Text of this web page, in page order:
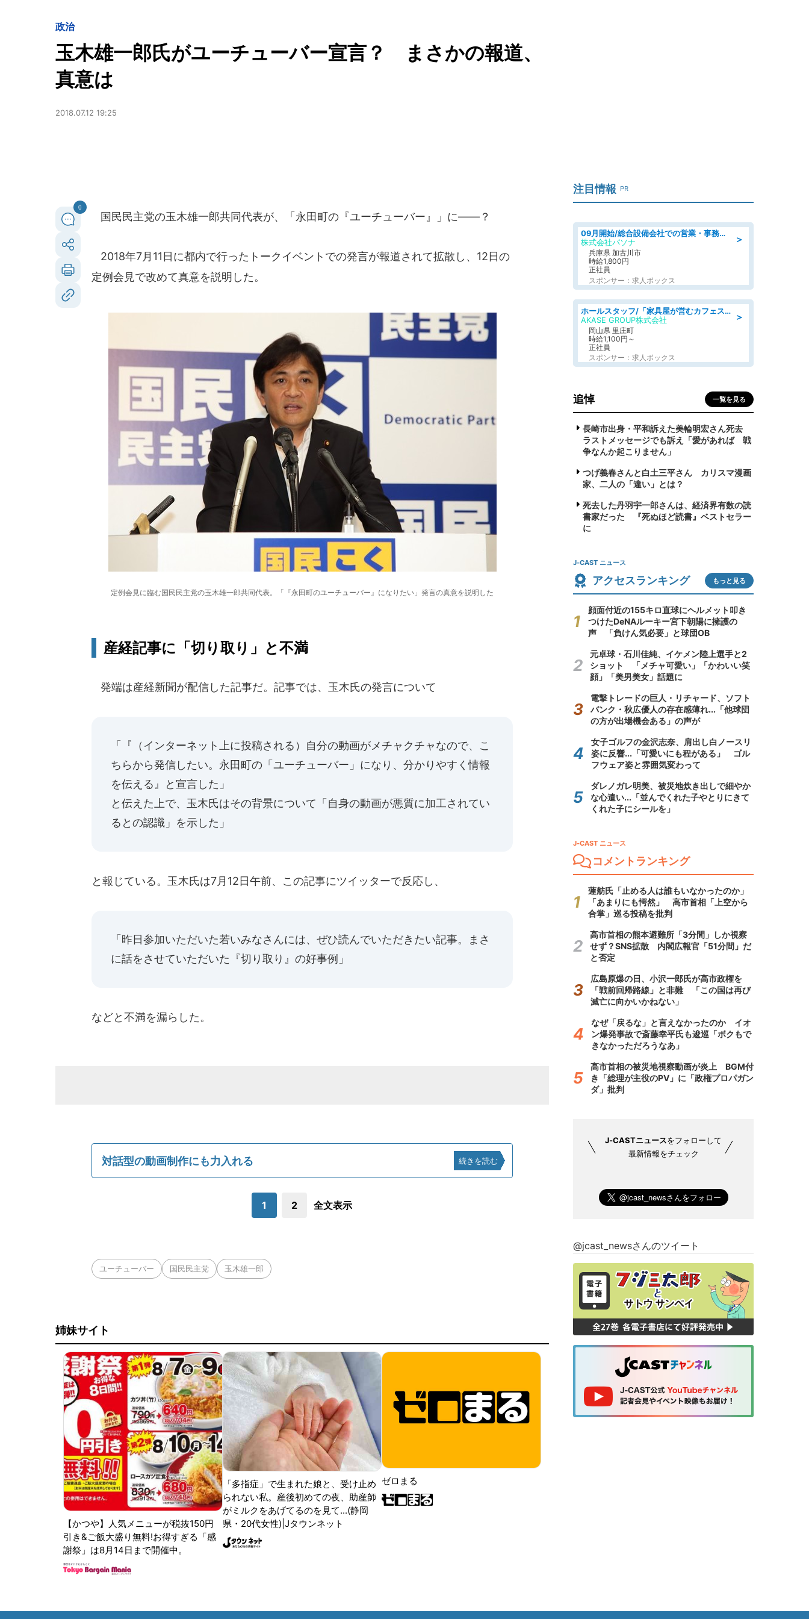
政治
玉木雄一郎氏がユーチューバー宣言？ まさかの報道、
真意は
2018.07.12 19:25
0
国民民主党の玉木雄一郎共同代表が、「永田町の『ユーチューバー』」に――？
2018年7月11日に都内で行ったトークイベントでの発言が報道されて拡散し、12日の
定例会見で改めて真意を説明した。
定例会見に臨む国民民主党の玉木雄一郎共同代表。「『永田町のユーチューバー』になりたい」発言の真意を説明した
産経記事に「切り取り」と不満
発端は産経新聞が配信した記事だ。記事では、玉木氏の発言について
「『（インターネット上に投稿される）自分の動画がメチャクチャなので、こ
ちらから発信したい。永田町の「ユーチューバー」になり、分かりやすく情報
を伝える』と宣言した」
と伝えた上で、玉木氏はその背景について「自身の動画が悪質に加工されてい
るとの認識」を示した」
と報じている。玉木氏は7月12日午前、この記事にツイッターで反応し、
「昨日参加いただいた若いみなさんには、ぜひ読んでいただきたい記事。まさ
に話をさせていただいた『切り取り』の好事例」
などと不満を漏らした。
対話型の動画制作にも力入れる 続きを読む
1 2 全文表示
ユーチューバー 国民民主党 玉木雄一郎
姉妹サイト
【かつや】人気メニューが税抜150円
引き&ご飯大盛り無料!お得すぎる「感
謝祭」は8月14日まで開催中。
「多指症」で生まれた娘と、受け止め
られない私。産後初めての夜、助産師
がミルクをあげてるのを見て...(静岡
県・20代女性)|Jタウンネット
ゼロまる
注目情報 PR
＞
09月開始/総合設備会社での営業・事務のお仕事/車通勤可/賞与あり/営業/営業事務
株式会社パソナ
兵庫県 加古川市
時給1,800円
正社員
スポンサー：求人ボックス
＞
ホールスタッフ/「家具屋が営むカフェスタッフ!」週2日～OK!嬉しいまかない付き/岡山県/浅口郡里庄町
AKASE GROUP株式会社
岡山県 里庄町
時給1,100円～
正社員
スポンサー：求人ボックス
追悼 一覧を見る
長崎市出身・平和訴えた美輪明宏さん死去
ラストメッセージでも訴え「愛があれば 戦
争なんか起こりません」
つげ義春さんと白土三平さん カリスマ漫画
家、二人の「違い」とは？
死去した丹羽宇一郎さんは、経済界有数の読
書家だった 『死ぬほど読書』ベストセラー
に
J-CAST ニュース
アクセスランキング もっと見る
顔面付近の155キロ直球にヘルメット叩き
つけたDeNAルーキー宮下朝陽に擁護の
声 「負けん気必要」と球団OB
元卓球・石川佳純、イケメン陸上選手と2
ショット 「メチャ可愛い」「かわいい笑
顔」「美男美女」話題に
電撃トレードの巨人・リチャード、ソフト
バンク・秋広優人の存在感薄れ...「他球団
の方が出場機会ある」の声が
女子ゴルフの金沢志奈、肩出し白ノースリ
姿に反響...「可愛いにも程がある」 ゴル
フウェア姿と雰囲気変わって
ダレノガレ明美、被災地炊き出しで細やか
な心遣い...「並んでくれた子やとりにきて
くれた子にシールを」
J-CAST ニュース
コメントランキング
蓮舫氏「止める人は誰もいなかったのか」
「あまりにも愕然」 高市首相「上空から
合掌」巡る投稿を批判
高市首相の熊本避難所「3分間」しか視察
せず？SNS拡散 内閣広報官「51分間」だ
と否定
広島原爆の日、小沢一郎氏が高市政権を
「戦前回帰路線」と非難 「この国は再び
滅亡に向かいかねない」
なぜ「戻るな」と言えなかったのか イオ
ン爆発事故で斎藤幸平氏も逡巡「ボクもで
きなかっただろうなあ」
高市首相の被災地視察動画が炎上 BGM付
き「総理が主役のPV」に「政権プロパガン
ダ」批判
J-CASTニュースをフォローして
最新情報をチェック
@jcast_newsさんのツイート